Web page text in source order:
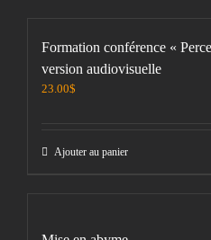
Formation conférence «
version audiovisuelle
23.00$
Ajouter au panier